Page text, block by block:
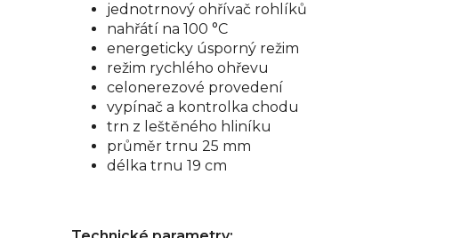
jednotrnový ohřívač rohlíků
nahřátí na 100 °C
energeticky úsporný režim
režim rychlého ohřevu
celonerezové provedení
vypínač a kontrolka chodu
trn z leštěného hliníku
průměr trnu 25 mm
délka trnu 19 cm